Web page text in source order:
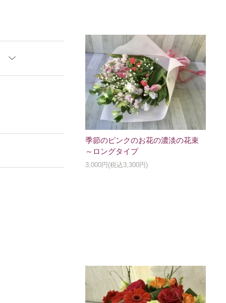
季節のピンクのお花の濃淡の花束
～ロングタイプ
3,000円(税込3,300円)